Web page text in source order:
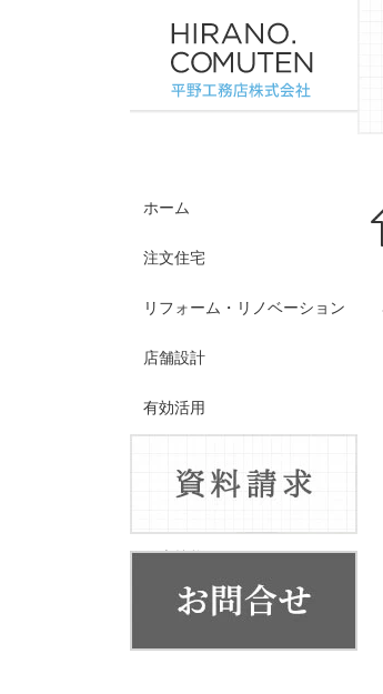
ホーム
注文住宅
リフォーム・リノベーション
店舗設計
有効活用
代表挨拶
会社概要・系列店舗